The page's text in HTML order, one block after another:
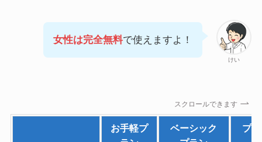
けい
女性は完全無料で使えますよ！
スクロールできます
お手軽プ
ベーシック
プ